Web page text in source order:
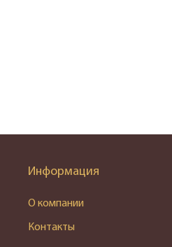
Информация
О компании
Контакты